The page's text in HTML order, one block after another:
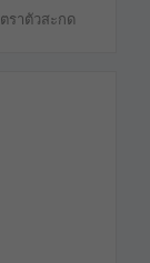
ราตัวสะกด